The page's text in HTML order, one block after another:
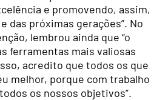
e promovendo, assim,
das próximas gerações”. No
lembrou ainda que “o
ferramentas mais valiosas
acredito que todos os que
melhor, porque com trabalho
os nossos objetivos”.